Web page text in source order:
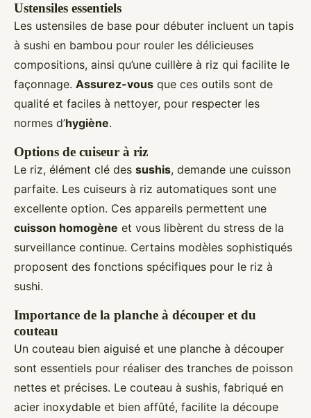
Ustensiles essentiels
Les ustensiles de base pour débuter incluent un tapis
à sushi en bambou pour rouler les délicieuses
compositions, ainsi qu’une cuillère à riz qui facilite le
façonnage. Assurez-vous que ces outils sont de
qualité et faciles à nettoyer, pour respecter les
normes d’hygiène.
Options de cuiseur à riz
Le riz, élément clé des sushis, demande une cuisson
parfaite. Les cuiseurs à riz automatiques sont une
excellente option. Ces appareils permettent une
cuisson homogène et vous libèrent du stress de la
surveillance continue. Certains modèles sophistiqués
proposent des fonctions spécifiques pour le riz à
sushi.
Importance de la planche à découper et du
couteau
Un couteau bien aiguisé et une planche à découper
sont essentiels pour réaliser des tranches de poisson
nettes et précises. Le couteau à sushis, fabriqué en
acier inoxydable et bien affûté, facilite la découpe